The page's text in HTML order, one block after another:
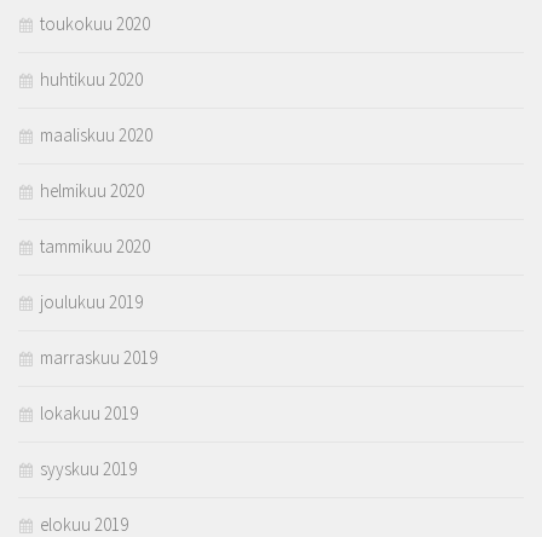
toukokuu 2020
huhtikuu 2020
maaliskuu 2020
helmikuu 2020
tammikuu 2020
joulukuu 2019
marraskuu 2019
lokakuu 2019
syyskuu 2019
elokuu 2019